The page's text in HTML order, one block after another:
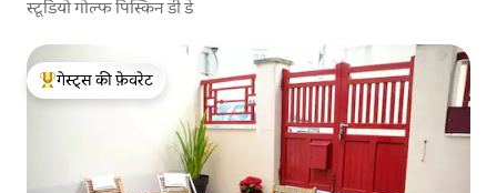
स्टूडियो गोल्फ पिस्किन डी डे
गेस्ट्स का टॉप फ़ेवरेट
गेस्ट्स की फ़ेवरेट